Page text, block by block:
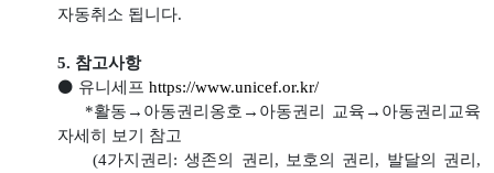
자동취소 됩니다.
5. 참고사항
⚫ 유니세프 https://www.unicef.or.kr/
*활동→아동권리옹호→아동권리 교육→아동권리교육
자세히 보기 참고
(4가지권리: 생존의 권리, 보호의 권리, 발달의 권리,